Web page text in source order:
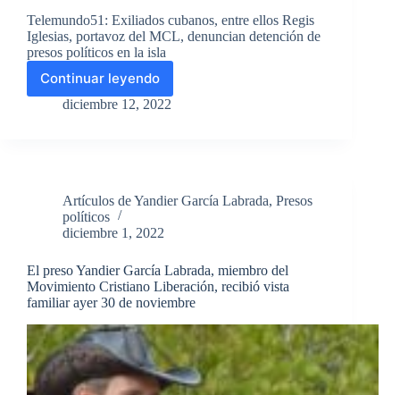
Liberación
Telemundo51: Exiliados cubanos, entre ellos Regis
Iglesias, portavoz del MCL, denuncian detención de
presos políticos en la isla
Continuar leyendo
Telemundo51:
Exiliados
portavoz
del
MCL,
detención
de
presos
políticos
en
la
isla
diciembre 12, 2022
Artículos de Yandier García Labrada, Presos
políticos
diciembre 1, 2022
El preso Yandier García Labrada, miembro del
Movimiento Cristiano Liberación, recibió vista
familiar ayer 30 de noviembre